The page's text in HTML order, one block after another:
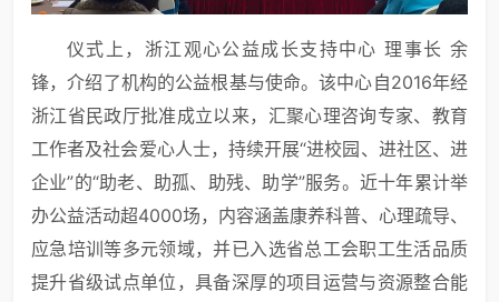
仪式上，浙江观心公益成长支持中心 理事长 余
锋，介绍了机构的公益根基与使命。该中心自2016年经
浙江省民政厅批准成立以来，汇聚心理咨询专家、教育
工作者及社会爱心人士，持续开展“进校园、进社区、进
企业”的“助老、助孤、助残、助学”服务。近十年累计举
办公益活动超4000场，内容涵盖康养科普、心理疏导、
应急培训等多元领域，并已入选省总工会职工生活品质
提升省级试点单位，具备深厚的项目运营与资源整合能